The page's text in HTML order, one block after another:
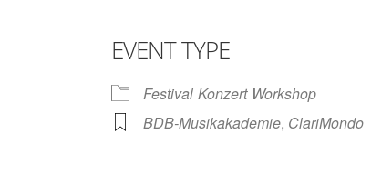
EVENT TYPE
Festival Konzert Workshop
BDB-Musikakademie, ClariMondo